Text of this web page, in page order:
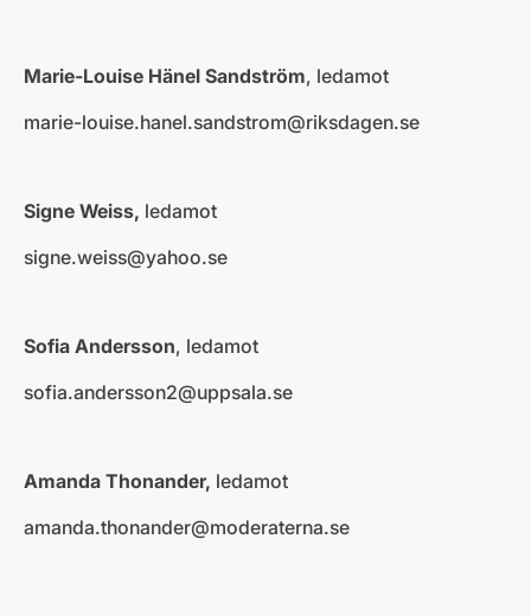
Marie-Louise Hänel Sandström, ledamot
marie-louise.hanel.sandstrom@riksdagen.se
Signe Weiss, ledamot
signe.weiss@yahoo.se
Sofia Andersson, ledamot
sofia.andersson2@uppsala.se
Amanda Thonander, ledamot
amanda.thonander@moderaterna.se